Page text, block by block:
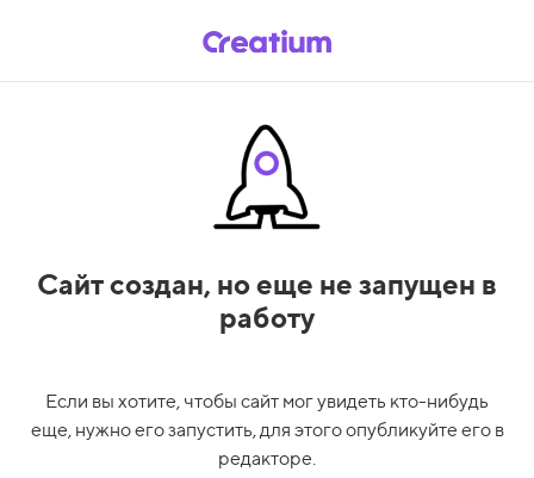
Сайт создан, но еще не запущен в
работу
Если вы хотите, чтобы сайт мог увидеть кто-нибудь
еще, нужно его запустить, для этого опубликуйте его в
редакторе.